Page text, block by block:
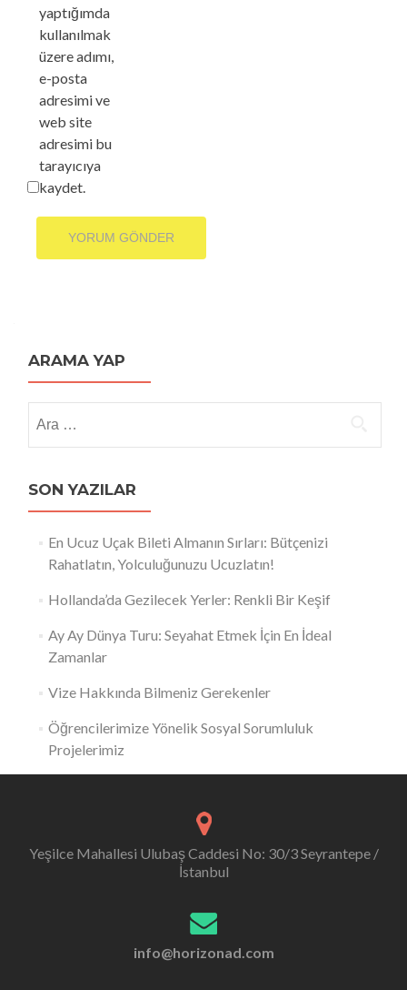
yaptığımda
kullanılmak
üzere adımı,
e-posta
adresimi ve
web site
adresimi bu
tarayıcıya
kaydet.
ARAMA YAP
SON YAZILAR
En Ucuz Uçak Bileti Almanın Sırları: Bütçenizi
Rahatlatın, Yolculuğunuzu Ucuzlatın!
Hollanda’da Gezilecek Yerler: Renkli Bir Keşif
Ay Ay Dünya Turu: Seyahat Etmek İçin En İdeal
Zamanlar
Vize Hakkında Bilmeniz Gerekenler
Öğrencilerimize Yönelik Sosyal Sorumluluk
Projelerimiz
Yeşilce Mahallesi Ulubaş Caddesi No: 30/3 Seyrantepe /
İstanbul
info@horizonad.com